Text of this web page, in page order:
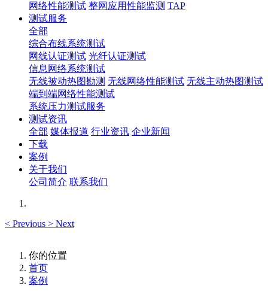
网络性能测试 整网应用性能监测 TAP
测试服务
全部
综合布线系统测试
网线认证测试 光纤认证测试
信息网络系统测试
无线被动热图勘测 无线网络性能测试 无线主动热图测试
端到端网络性能测试
系统压力测试服务
测试资讯
全部 媒体报道 行业资讯 企业新闻
下载
案例
关于我们
公司简介 联系我们
< Previous > Next
你的位置
首页
案例